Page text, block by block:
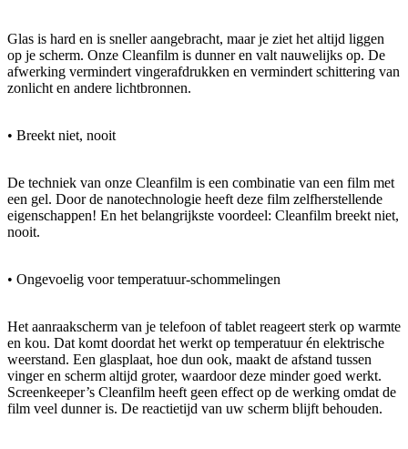
Glas is hard en is sneller aangebracht, maar je ziet het altijd liggen
op je scherm. Onze Cleanfilm is dunner en valt nauwelijks op. De
afwerking vermindert vingerafdrukken en vermindert schittering van
zonlicht en andere lichtbronnen.
• Breekt niet, nooit
De techniek van onze Cleanfilm is een combinatie van een film met
een gel. Door de nanotechnologie heeft deze film zelfherstellende
eigenschappen! En het belangrijkste voordeel: Cleanfilm breekt niet,
nooit.
• Ongevoelig voor temperatuur-schommelingen
Het aanraakscherm van je telefoon of tablet reageert sterk op warmte
en kou. Dat komt doordat het werkt op temperatuur én elektrische
weerstand. Een glasplaat, hoe dun ook, maakt de afstand tussen
vinger en scherm altijd groter, waardoor deze minder goed werkt.
Screenkeeper’s Cleanfilm heeft geen effect op de werking omdat de
film veel dunner is. De reactietijd van uw scherm blijft behouden.